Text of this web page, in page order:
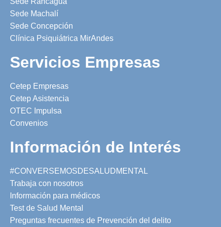
Sede Machalí
Sede Concepción
Clínica Psiquiátrica MirAndes
Servicios Empresas
Cetep Empresas
Cetep Asistencia
OTEC Impulsa
Convenios
Información de Interés
#CONVERSEMOSDESALUDMENTAL
Trabaja con nosotros
Información para médicos
Test de Salud Mental
Preguntas frecuentes de Prevención del delito